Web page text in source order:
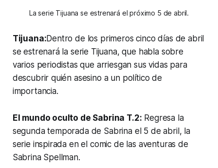
La serie Tijuana se estrenará el próximo 5 de abril.
Tijuana:Dentro de los primeros cinco días de abril
se estrenará la serie Tijuana, que habla sobre
varios periodistas que arriesgan sus vidas para
descubrir quién asesino a un político de
importancia.
El mundo oculto de Sabrina T.2: Regresa la
segunda temporada de Sabrina el 5 de abril, la
serie inspirada en el comic de las aventuras de
Sabrina Spellman.